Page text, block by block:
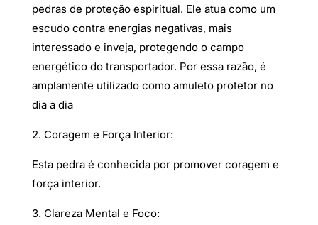
pedras de proteção espiritual. Ele atua como um
escudo contra energias negativas, mais
interessado e inveja, protegendo o campo
energético do transportador. Por essa razão, é
amplamente utilizado como amuleto protetor no
dia a dia
2. Coragem e Força Interior:
Esta pedra é conhecida por promover coragem e
força interior.
3. Clareza Mental e Foco: